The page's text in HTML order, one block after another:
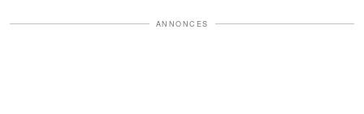
ANNONCES